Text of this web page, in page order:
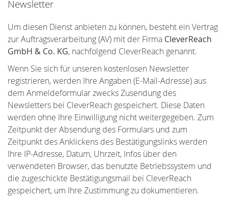
Newsletter
Um diesen Dienst anbieten zu können, besteht ein Vertrag
zur Auftragsverarbeitung (AV) mit der Firma CleverReach
GmbH & Co. KG, nachfolgend CleverReach genannt.
Wenn Sie sich für unseren kostenlosen Newsletter
registrieren, werden Ihre Angaben (E-Mail-Adresse) aus
dem Anmeldeformular zwecks Zusendung des
Newsletters bei CleverReach gespeichert. Diese Daten
werden ohne Ihre Einwilligung nicht weitergegeben. Zum
Zeitpunkt der Absendung des Formulars und zum
Zeitpunkt des Anklickens des Bestätigungslinks werden
Ihre IP-Adresse, Datum, Uhrzeit, Infos über den
verwendeten Browser, das benutzte Betriebssystem und
die zugeschickte Bestätigungsmail bei CleverReach
gespeichert, um Ihre Zustimmung zu dokumentieren.